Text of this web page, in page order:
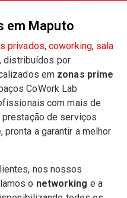
em Maputo
privados,coworking, sala
, distribuídos por
em zonas prime
CoWork Lab
com mais de
prestação de serviços
a garantir a melhor
nos nossos
o networking e a